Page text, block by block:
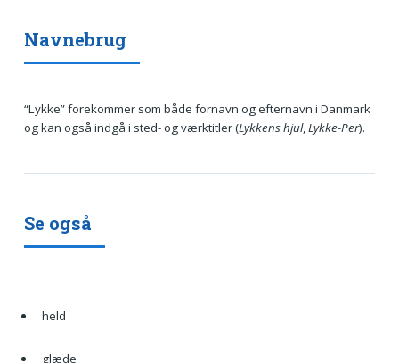
Navnebrug
“Lykke” forekommer som både fornavn og efternavn i Danmark
og kan også indgå i sted- og værktitler (Lykkens hjul, Lykke-Per).
Se også
held
glæde